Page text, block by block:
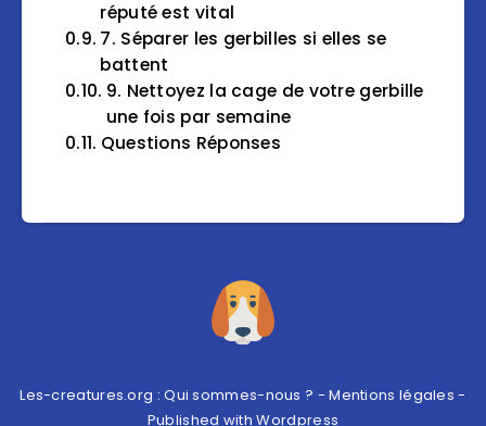
réputé est vital
7. Séparer les gerbilles si elles se
battent
9. Nettoyez la cage de votre gerbille
une fois par semaine
Questions Réponses
Les-creatures.org :Qui sommes-nous ? -Mentions légales -
Published withWordpress